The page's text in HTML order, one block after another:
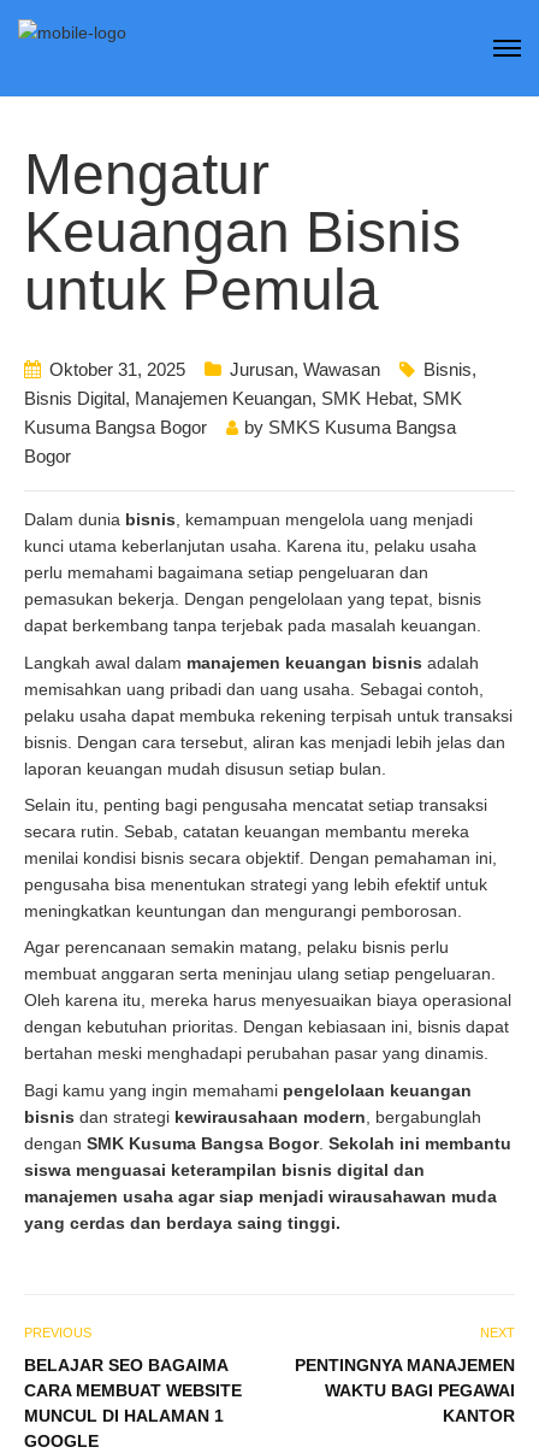
Mengatur
Keuangan Bisnis
untuk Pemula
Oktober 31, 2025 Jurusan, Wawasan Bisnis,
Bisnis Digital, Manajemen Keuangan, SMK Hebat, SMK
Kusuma Bangsa Bogor
by SMKS Kusuma Bangsa
Bogor
Dalam dunia bisnis , kemampuan mengelola uang menjadi
kunci utama keberlanjutan usaha. Karena itu, pelaku usaha
perlu memahami bagaimana setiap pengeluaran dan
pemasukan bekerja. Dengan pengelolaan yang tepat, bisnis
dapat berkembang tanpa terjebak pada masalah keuangan.
Langkah awal dalam manajemen keuangan bisnis adalah
memisahkan uang pribadi dan uang usaha. Sebagai contoh,
pelaku usaha dapat membuka rekening terpisah untuk transaksi
bisnis. Dengan cara tersebut, aliran kas menjadi lebih jelas dan
laporan keuangan mudah disusun setiap bulan.
Selain itu, penting bagi pengusaha mencatat setiap transaksi
secara rutin. Sebab, catatan keuangan membantu mereka
menilai kondisi bisnis secara objektif. Dengan pemahaman ini,
pengusaha bisa menentukan strategi yang lebih efektif untuk
meningkatkan keuntungan dan mengurangi pemborosan.
Agar perencanaan semakin matang, pelaku bisnis perlu
membuat anggaran serta meninjau ulang setiap pengeluaran.
Oleh karena itu, mereka harus menyesuaikan biaya operasional
dengan kebutuhan prioritas. Dengan kebiasaan ini, bisnis dapat
bertahan meski menghadapi perubahan pasar yang dinamis.
Bagi kamu yang ingin memahami pengelolaan keuangan
bisnis dan strategi kewirausahaan modern , bergabunglah
dengan SMK Kusuma Bangsa Bogor. Sekolah ini membantu
siswa menguasai keterampilan bisnis digital dan
manajemen usaha agar siap menjadi wirausahawan muda
yang cerdas dan berdaya saing tinggi.
PREVIOUS
BELAJAR SEO BAGAIMA
CARA MEMBUAT WEBSITE
MUNCUL DI HALAMAN 1
GOOGLE
NEXT
PENTINGNYA MANAJEMEN
WAKTU BAGI PEGAWAI
KANTOR